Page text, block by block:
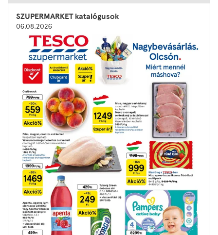
SZUPERMARKET katalógusok
06.08.2026